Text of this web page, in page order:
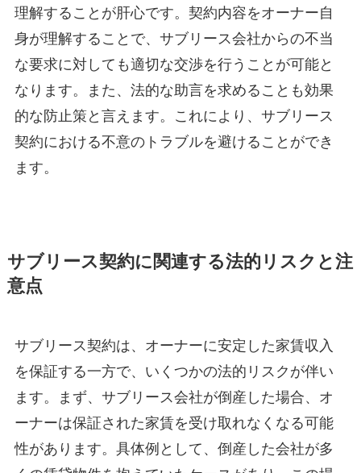
理解することが肝心です。契約内容をオーナー自
身が理解することで、サブリース会社からの不当
な要求に対しても適切な交渉を行うことが可能と
なります。また、法的な助言を求めることも効果
的な防止策と言えます。これにより、サブリース
契約における不意のトラブルを避けることができ
ます。
サブリース契約に関連する法的リスクと注
意点
サブリース契約は、オーナーに安定した家賃収入
を保証する一方で、いくつかの法的リスクが伴い
ます。まず、サブリース会社が倒産した場合、オ
ーナーは保証された家賃を受け取れなくなる可能
性があります。具体例として、倒産した会社が多